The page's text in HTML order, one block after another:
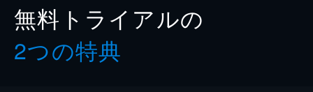
無料トライアルの
2つの特典